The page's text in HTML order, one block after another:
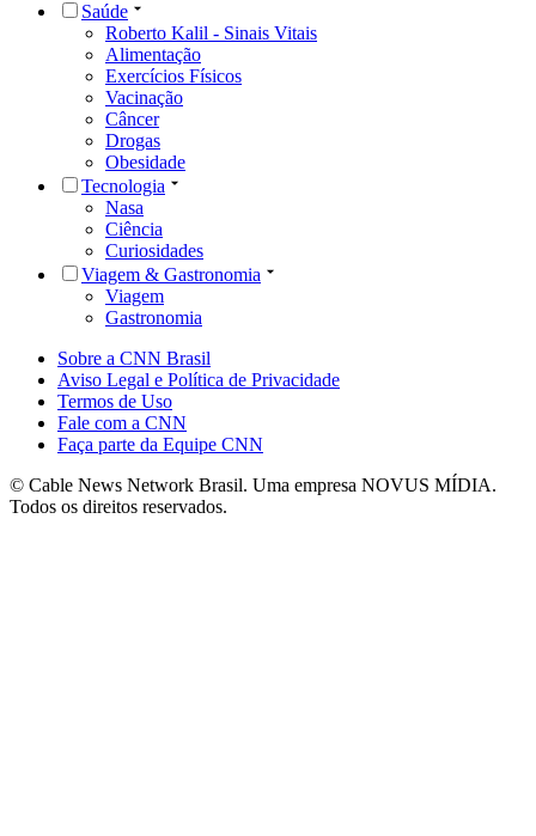
Saúde
Roberto Kalil - Sinais Vitais
Alimentação
Exercícios Físicos
Vacinação
Câncer
Drogas
Obesidade
Tecnologia
Nasa
Ciência
Curiosidades
Viagem & Gastronomia
Viagem
Gastronomia
Sobre a CNN Brasil
Aviso Legal e Política de Privacidade
Termos de Uso
Fale com a CNN
Faça parte da Equipe CNN
© Cable News Network Brasil. Uma empresa NOVUS MÍDIA.
Todos os direitos reservados.